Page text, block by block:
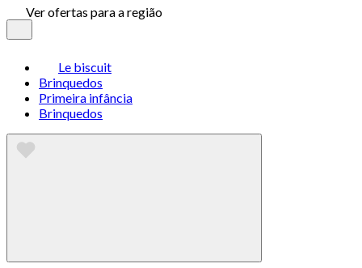
Ver ofertas para a região
Le biscuit
Brinquedos
Primeira infância
Brinquedos